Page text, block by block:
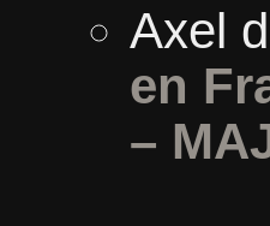
Axel
en
–